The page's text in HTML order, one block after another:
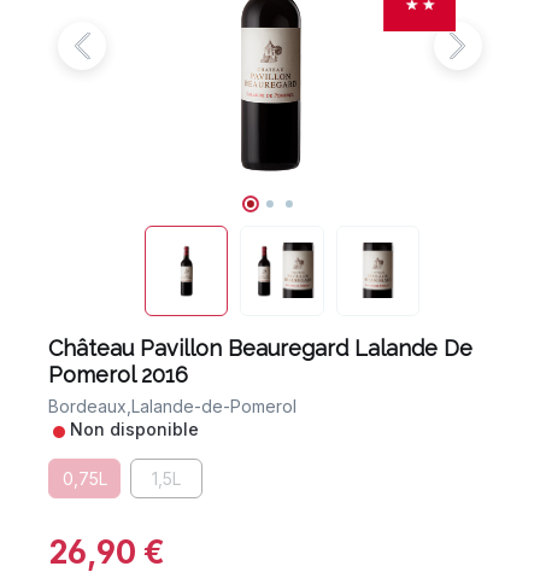
Château Pavillon Beauregard Lalande De
Pomerol 2016
Bordeaux, Lalande-de-Pomerol
•Non disponible
0,75L 1,5L
26,90 €